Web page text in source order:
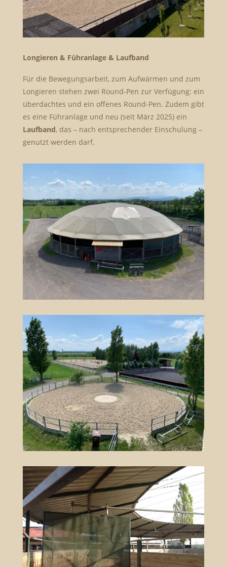
Longieren & Führanlage & Laufband
Für die Bewegungsarbeit, zum Aufwärmen und zum
Longieren stehen zwei Round-Pen zur Verfügung: ein
überdachtes und ein offenes Round-Pen. Zudem gibt
es eine Führanlage und neu (seit März 2025) ein
Laufband, das – nach entsprechender Einschulung –
genutzt werden darf.